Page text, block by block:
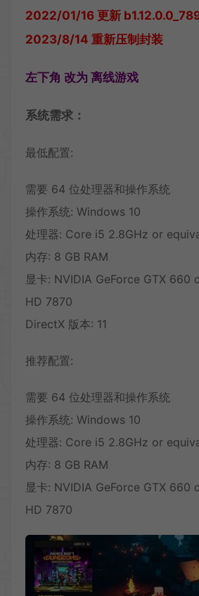
2022/01/16 更新
2023/8/14 重新压制封装
左下角 改为 离线游戏
系统需求：
最低配置:
需要 64 位处理器和操作系统
操作系统: Windows 10
处理器: Core i5 2.8GHz or
内存: 8 GB RAM
显卡: NVIDIA GeForce GTX 660
HD 7870
DirectX 版本: 11
推荐配置:
需要 64 位处理器和操作系统
操作系统: Windows 10
处理器: Core i5 2.8GHz or
内存: 8 GB RAM
显卡: NVIDIA GeForce GTX 660
HD 7870